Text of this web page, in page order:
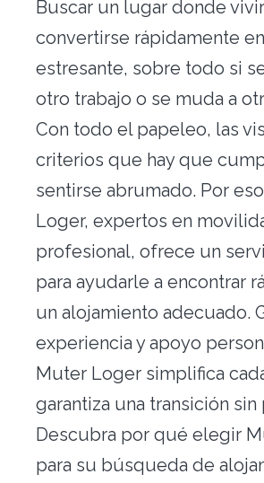
Traslado de oficinas
Conserjería
Nuestras herramientas
Alquiler vacacional
Buscar un lugar donde
convertirse rápidamente
estresante, sobre todo si
otro trabajo o se muda a
Con todo el papeleo, las
criterios que hay que
sentirse abrumado. Por
Loger, expertos en
profesional, ofrece un
para ayudarle a encontrar
un alojamiento adecuado.
experiencia y apoyo
Muter Loger simplifica
garantiza una transición
Descubra por qué elegir
para su búsqueda de